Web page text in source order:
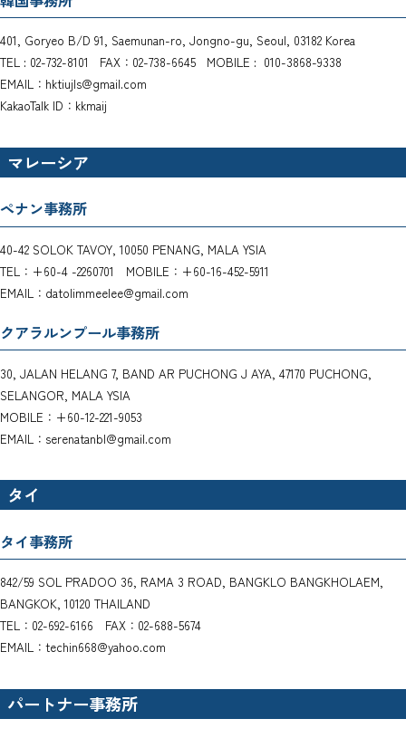
401, Goryeo B/D 91, Saemunan-ro, Jongno-gu, Seoul, 03182 Korea
TEL : 02-732-8101 FAX：02-738-6645 MOBILE : 010-3868-9338
EMAIL：hktiujls@gmail.com
KakaoTalk ID：kkmaij
マレーシア
ペナン事務所
40-42 SOLOK TAVOY, 10050 PENANG, MALA YSIA
TEL：+60-4 -2260701 MOBILE：+60-16-452-5911
EMAIL：datolimmeelee@gmail.com
クアラルンプール事務所
30, JALAN HELANG 7, BAND AR PUCHONG J AYA, 47170 PUCHONG,
SELANGOR, MALA YSIA
MOBILE：+60-12-221-9053
EMAIL：serenatanbl@gmail.com
タイ
タイ事務所
842/59 SOL PRADOO 36, RAMA 3 ROAD, BANGKLO BANGKHOLAEM,
BANGKOK, 10120 THAILAND
TEL：02-692-6166 FAX：02-688-5674
EMAIL：techin668@yahoo.com
パートナー事務所